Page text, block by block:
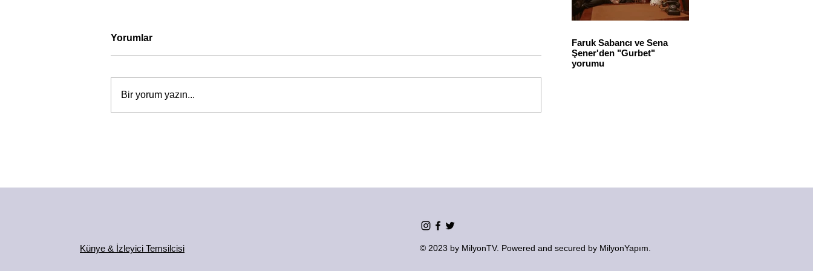
Yorumlar
Bir yorum yazın...
Faruk Sabancı ve Sena
Şener'den "Gurbet"
yorumu
Künye & İzleyici Temsilcisi © 2023 by MilyonTV. Powered and secured by MilyonYapım.